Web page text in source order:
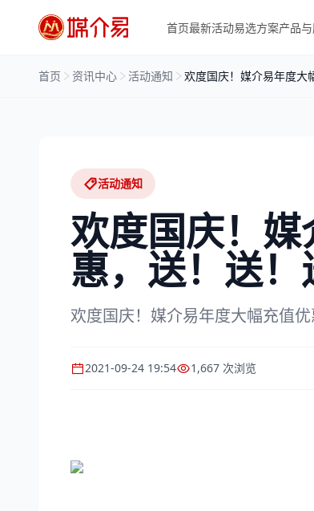
首页最新活动易选方案产品
首页 资讯中心 活动通知 欢度国庆！媒介易年度大
活动通知
欢度国庆！
惠，送！送！
欢度国庆！媒介易年度大幅充值优
2021-09-24 19:54 1,667 次浏览